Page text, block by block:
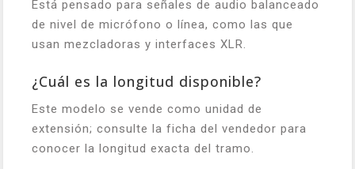
Está pensado para señales de audio balanceado
de nivel de micrófono o línea, como las que
usan mezcladoras y interfaces XLR.
¿Cuál es la longitud disponible?
Este modelo se vende como unidad de
extensión; consulte la ficha del vendedor para
conocer la longitud exacta del tramo.